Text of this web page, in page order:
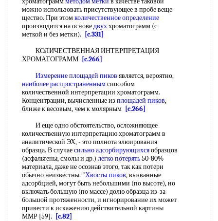
можно использовать присутствующее в пробе веще-
щество. При этомколичественное определение
производится на основедвуххроматограмм (с
меткой и без метки).
[c.331]
КОЛИЧЕСТВЕННАЯ ИНТЕРПРЕТАЦИЯ
ХРОМАТОГРАММ [c.266]
Измерение площадей пиков является, вероятно,
наиболее распространеннымспособом
количественной интерпретации хроматограмм.
Концентрации, вычисленные из площадей пиков,
ближе к весовым, чем к молярным [c.266]
И еще одно обстоятельство, осложняющее
количественную интерпретацию хроматограмм в
аналитической ЭХ, - это полнота элюирования
образца. В случаесильно адсорбирующихсяобразцов
(асфальтены, смолы и др.) легко потерять50-80%
материала, даже не осознав этого, так как потери
обычно неизвестны. "Хвосты пиков, вызванные
адсорбцией, могут быть небольшими (по высоте), но
включать большую (по массе) долю образца из-за
большой протяженности, и игнорирование их может
привести к искажению действительной картины
ММР [59].
[c.82]